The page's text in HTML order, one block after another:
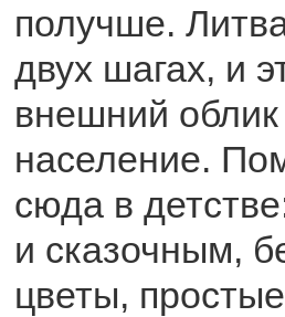
получше.
двух шагах, и
внешний облик
население.
сюда в
и сказочным,
цветы,